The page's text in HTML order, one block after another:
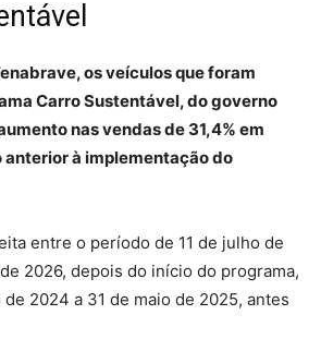
os veículos que foram
Carro Sustentável, do governo
nas vendas de 31,4% em
anterior à implementação do
entre o período de 11 de julho de
2026, depois do início do programa,
2024 a 31 de maio de 2025, antes